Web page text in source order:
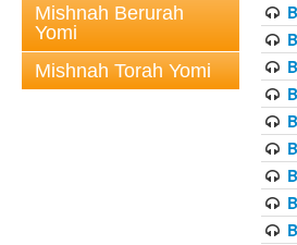
Mishnah Berurah
Yomi
Mishnah Torah Yomi